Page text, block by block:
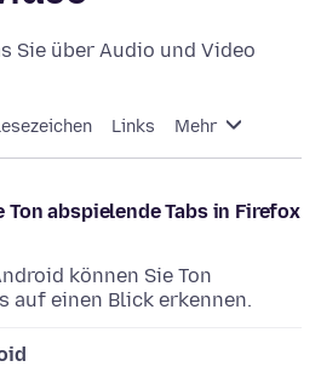
Sie über Audio und Video
Links Mehr
abspielende Tabs in Firefox
können Sie Ton
auf einen Blick erkennen.